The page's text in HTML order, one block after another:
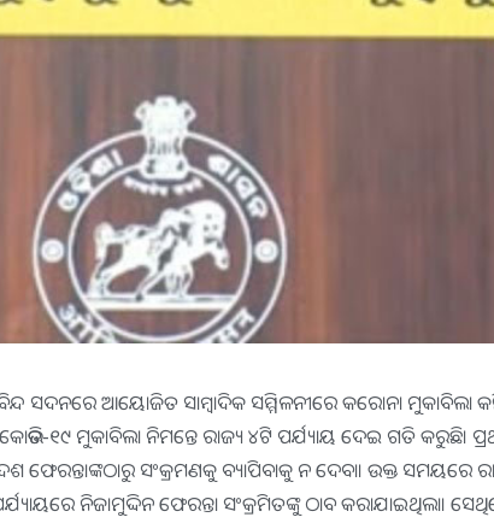
ସଦନରେ ଆୟୋଜିତ ସାମ୍ବାଦିକ ସମ୍ମିଳନୀରେ କରୋନା ମୁକାବିଲା
୧୯ ମୁକାବିଲା ନିମନ୍ତେ ରାଜ୍ୟ ୪ଟି ପର୍ଯ୍ୟାୟ ଦେଇ ଗତି କରୁଛି।
ଫେରନ୍ତାଙ୍କଠାରୁ ସଂକ୍ରମଣକୁ ବ୍ୟାପିବାକୁ ନ ଦେବା। ଉକ୍ତ ସମୟରେ
ନିଜାମୁଦ୍ଦିନ ଫେରନ୍ତା ସଂକ୍ରମିତଙ୍କୁ ଠାବ କରାଯାଇଥିଲା।